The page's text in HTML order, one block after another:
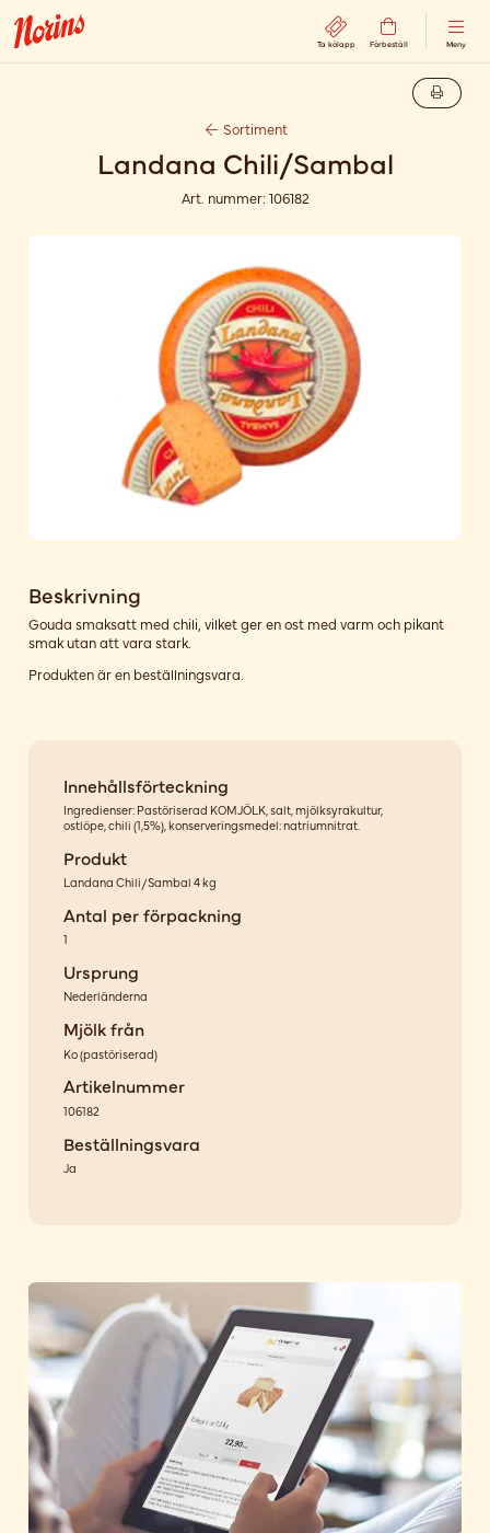
Ta kölapp Förbeställ Meny
Sortiment
Landana Chili/Sambal
Art. nummer: 106182
Beskrivning
Gouda smaksatt med chili, vilket ger en ost med varm och pikant
smak utan att vara stark.
Produkten är en beställningsvara.
Innehållsförteckning
Ingredienser: Pastöriserad KOMJÖLK, salt, mjölksyrakultur,
ostlöpe, chili (1,5%), konserveringsmedel: natriumnitrat.
Produkt
Landana Chili/Sambal 4 kg
Antal per förpackning
1
Ursprung
Nederländerna
Mjölk från
Ko(pastöriserad)
Artikelnummer
106182
Beställningsvara
Ja